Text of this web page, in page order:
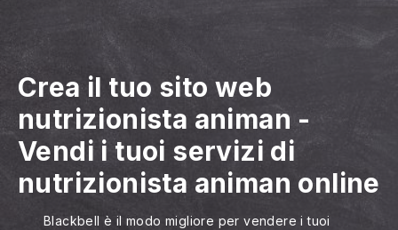
Crea il tuo sito web
nutrizionista animan -
Vendi i tuoi servizi di
nutrizionista animan online
Blackbell è il modo migliore per vendere i tuoi